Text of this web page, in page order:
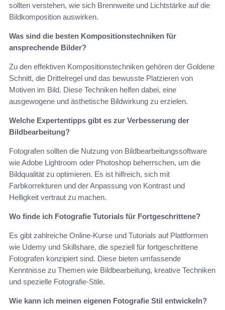
sollten verstehen, wie sich Brennweite und Lichtstärke auf die
Bildkomposition auswirken.
Was sind die besten Kompositionstechniken für
ansprechende Bilder?
Zu den effektiven Kompositionstechniken gehören der Goldene
Schnitt, die Drittelregel und das bewusste Platzieren von
Motiven im Bild. Diese Techniken helfen dabei, eine
ausgewogene und ästhetische Bildwirkung zu erzielen.
Welche Expertentipps gibt es zur Verbesserung der
Bildbearbeitung?
Fotografen sollten die Nutzung von Bildbearbeitungssoftware
wie Adobe Lightroom oder Photoshop beherrschen, um die
Bildqualität zu optimieren. Es ist hilfreich, sich mit
Farbkorrekturen und der Anpassung von Kontrast und
Helligkeit vertraut zu machen.
Wo finde ich Fotografie Tutorials für Fortgeschrittene?
Es gibt zahlreiche Online-Kurse und Tutorials auf Plattformen
wie Udemy und Skillshare, die speziell für fortgeschrittene
Fotografen konzipiert sind. Diese bieten umfassende
Kenntnisse zu Themen wie Bildbearbeitung, kreative Techniken
und spezielle Fotografie-Stile.
Wie kann ich meinen eigenen Fotografie Stil entwickeln?